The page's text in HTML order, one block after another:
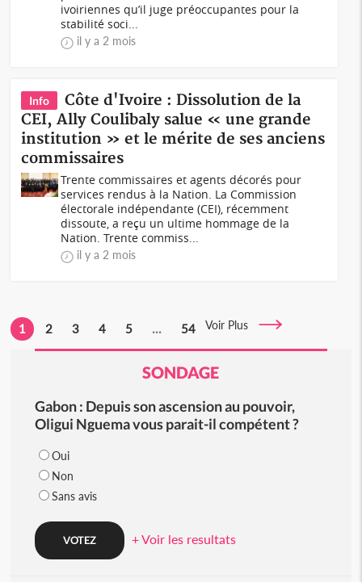
ivoiriennes qu’il juge préoccupantes pour la
stabilité soci...
il y a 2 mois
Info
Côte d'Ivoire : Dissolution de la
CEI, Ally Coulibaly salue « une grande
institution » et le mérite de ses anciens
commissaires
Trente commissaires et agents décorés pour
services rendus à la Nation. La Commission
électorale indépendante (CEI), récemment
dissoute, a reçu un ultime hommage de la
Nation. Trente commiss...
il y a 2 mois
1 2 3 4 5 ... 54 Voir Plus
SONDAGE
Gabon : Depuis son ascension au pouvoir,
Oligui Nguema vous parait-il compétent ?
Oui
Non
Sans avis
+ Voir les resultats